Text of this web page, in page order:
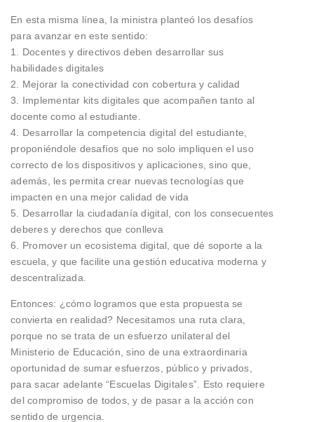
En esta misma línea, la ministra planteó los desafíos
para avanzar en este sentido:
1. Docentes y directivos deben desarrollar sus
habilidades digitales
2. Mejorar la conectividad con cobertura y calidad
3. Implementar kits digitales que acompañen tanto al
docente como al estudiante.
4. Desarrollar la competencia digital del estudiante,
proponiéndole desafíos que no solo impliquen el uso
correcto de los dispositivos y aplicaciones, sino que,
además, les permita crear nuevas tecnologías que
impacten en una mejor calidad de vida
5. Desarrollar la ciudadanía digital, con los consecuentes
deberes y derechos que conlleva
6. Promover un ecosistema digital, que dé soporte a la
escuela, y que facilite una gestión educativa moderna y
descentralizada.
Entonces: ¿cómo logramos que esta propuesta se
convierta en realidad? Necesitamos una ruta clara,
porque no se trata de un esfuerzo unilateral del
Ministerio de Educación, sino de una extraordinaria
oportunidad de sumar esfuerzos, público y privados,
para sacar adelante “Escuelas Digitales”. Esto requiere
del compromiso de todos, y de pasar a la acción con
sentido de urgencia.